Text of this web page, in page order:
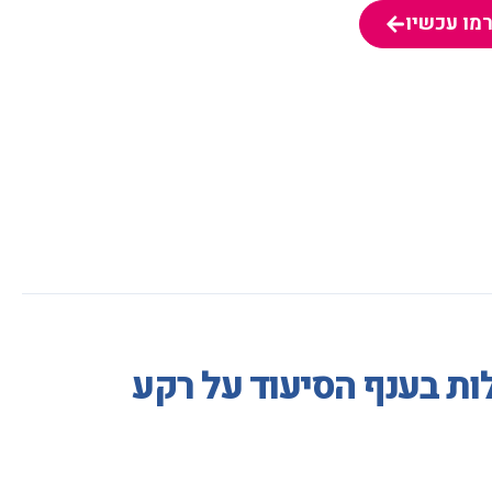
עכשיו
עכשיו
בענף הסיעוד על רקע